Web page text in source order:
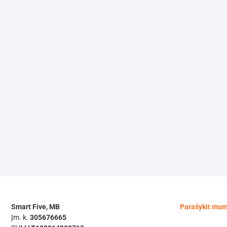
Smart Five, MB
Įm. k. 305676665
Parašykit